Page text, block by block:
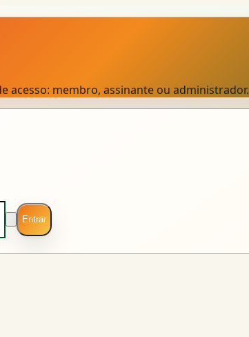
acesso: membro, assinante ou administrador.
Entrar